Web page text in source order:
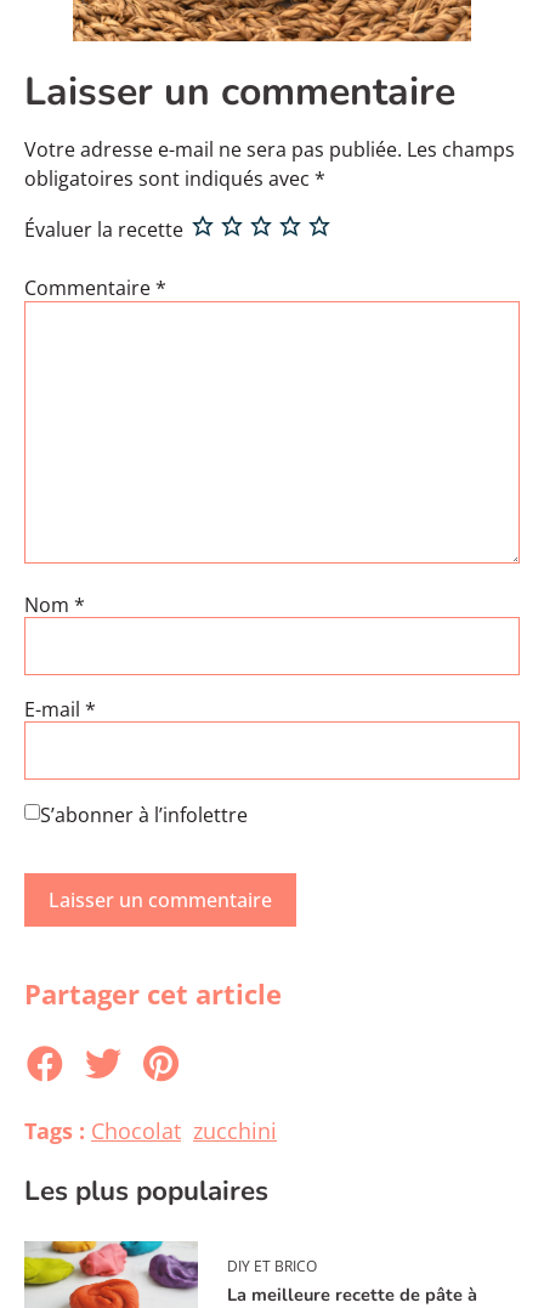
Laisser un commentaire
Votre adresse e-mail ne sera pas publiée. Les champs
obligatoires sont indiqués avec *
Évaluer la recette
Commentaire*
Nom *
E-mail *
S’abonner à l’infolettre
Partager cet article
Tags : Chocolat zucchini
Les plus populaires
DIY ET BRICO
La meilleure recette de pâte à